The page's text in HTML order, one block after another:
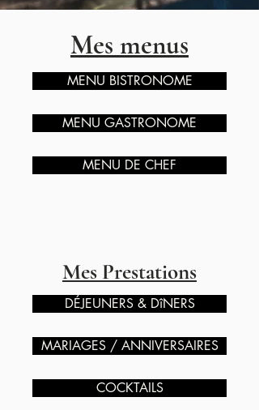
Mes menus
MENU BISTRONOME
MENU GASTRONOME
MENU DE CHEF
Mes Prestations
DÉJEUNERS & DîNERS
MARIAGES / ANNIVERSAIRES
COCKTAILS